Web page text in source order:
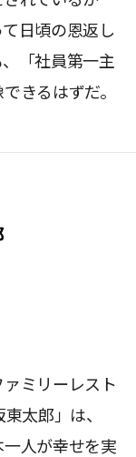
日頃の恩返し
「社員第一主
きるはずだ。
ミリーレスト
太郎」は、
一人が幸せを実